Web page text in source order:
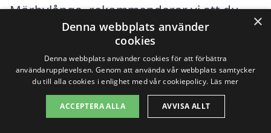
Mörbylånga, rekommenderar vi att du
inhämtar flera offerter från lokala
entreprenörer. På så sätt kan du jämföra
priser och tjänster, och välja det alternativ
som passar dina behov och din budget
bäst. Använd plattformar som
×
Denna webbplats använder
cookies
Denna webbplats använder cookies för att förbättra
användarupplevelsen. Genom att använda vår webbplats samtycker
du till alla cookies i enlighet med vår cookiepolicy. Läs mer
ACCEPTERA ALLA AVVISA ALLT